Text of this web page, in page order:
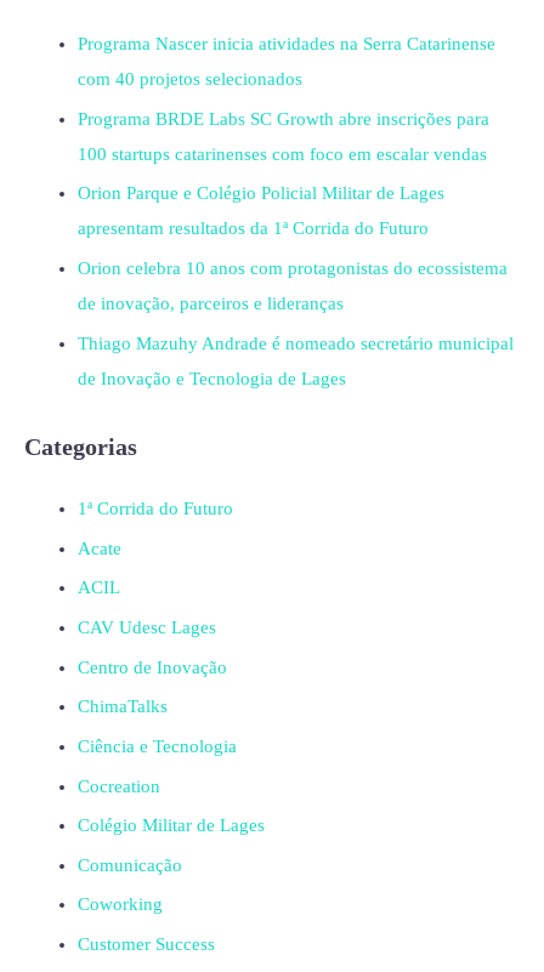
Programa Nascer inicia atividades na Serra Catarinense
com 40 projetos selecionados
Programa BRDE Labs SC Growth abre inscrições para
100 startups catarinenses com foco em escalar vendas
Orion Parque e Colégio Policial Militar de Lages
apresentam resultados da 1ª Corrida do Futuro
Orion celebra 10 anos com protagonistas do ecossistema
de inovação, parceiros e lideranças
Thiago Mazuhy Andrade é nomeado secretário municipal
de Inovação e Tecnologia de Lages
Categorias
1ª Corrida do Futuro
Acate
ACIL
CAV Udesc Lages
Centro de Inovação
ChimaTalks
Ciência e Tecnologia
Cocreation
Colégio Militar de Lages
Comunicação
Coworking
Customer Success